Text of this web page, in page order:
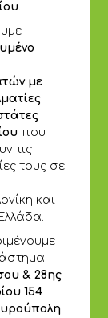
.
με
που
τις
τους σε
και
& 28ης
154